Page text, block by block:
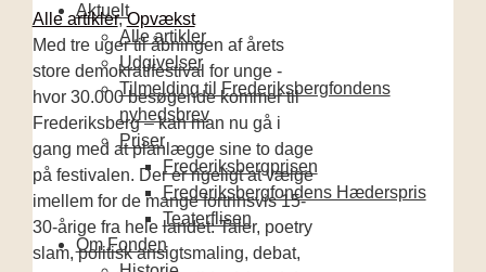
Aktuelt
Alle artikler
Udgivelser
Tilmelding til Frederiksbergfondens
nyhedsbrev
Priser
Frederiksbergprisen
Frederiksbergfondens Hæderspris
Teaterflisen
Om Fonden
Alle artikler,Opvækst
Med tre uger til åbningen af årets
store demokratifestival for unge -
hvor 30.000 besøgende kommer til
Frederiksberg – kan man nu gå i
gang med at planlægge sine to dage
på festivalen. Der er rigeligt at vælge
imellem for de mange fortrinsvis 15-
30-årige fra hele landet: Taler, poetry
slam, politisk ansigtsmaling, debat,